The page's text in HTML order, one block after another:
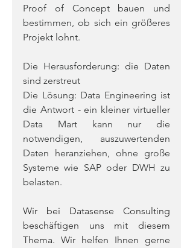
Proof of Concept bauen und
bestimmen, ob sich ein größeres
Projekt lohnt.
Die Herausforderung: die Daten
sind zerstreut
Die Lösung: Data Engineering ist
die Antwort - ein kleiner virtueller
Data Mart kann nur die
notwendigen, auszuwertenden
Daten heranziehen, ohne große
Systeme wie SAP oder DWH zu
belasten.
Wir bei Datasense Consulting
beschäftigen uns mit diesem
Thema. Wir helfen Ihnen gerne